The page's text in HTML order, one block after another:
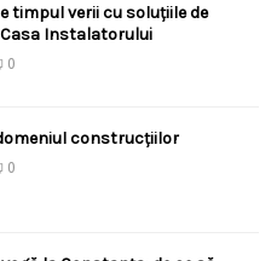
timpul verii cu soluțiile de
Instalatorului
0
construcțiilor
0